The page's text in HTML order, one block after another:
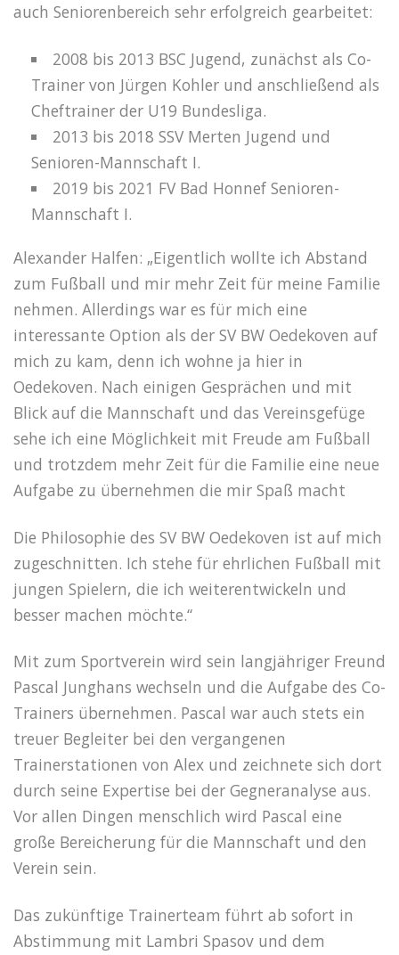
auch Seniorenbereich sehr erfolgreich gearbeitet:
2008 bis 2013 BSC Jugend, zunächst als Co-
Trainer von Jürgen Kohler und anschließend als
Cheftrainer der U19 Bundesliga.
2013 bis 2018 SSV Merten Jugend und
Senioren-Mannschaft I.
2019 bis 2021 FV Bad Honnef Senioren-
Mannschaft I.
Alexander Halfen: „Eigentlich wollte ich Abstand
zum Fußball und mir mehr Zeit für meine Familie
nehmen. Allerdings war es für mich eine
interessante Option als der SV BW Oedekoven auf
mich zu kam, denn ich wohne ja hier in
Oedekoven. Nach einigen Gesprächen und mit
Blick auf die Mannschaft und das Vereinsgefüge
sehe ich eine Möglichkeit mit Freude am Fußball
und trotzdem mehr Zeit für die Familie eine neue
Aufgabe zu übernehmen die mir Spaß macht
Die Philosophie des SV BW Oedekoven ist auf mich
zugeschnitten. Ich stehe für ehrlichen Fußball mit
jungen Spielern, die ich weiterentwickeln und
besser machen möchte.“
Mit zum Sportverein wird sein langjähriger Freund
Pascal Junghans wechseln und die Aufgabe des Co-
Trainers übernehmen. Pascal war auch stets ein
treuer Begleiter bei den vergangenen
Trainerstationen von Alex und zeichnete sich dort
durch seine Expertise bei der Gegneranalyse aus.
Vor allen Dingen menschlich wird Pascal eine
große Bereicherung für die Mannschaft und den
Verein sein.
Das zukünftige Trainerteam führt ab sofort in
Abstimmung mit Lambri Spasov und dem